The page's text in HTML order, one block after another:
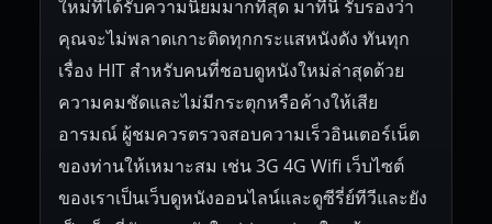
ใหม่ที่ได้รับความนิยมมากที่สุด มาที่นี่ รับรองว่า
คุณจะไม่พลาดเกาะติดทุกกระแสหนังดัง ทันทุก
เรื่อง HIT สำหรับคนที่ชอบดูหนังใหม่ล่าสุดด้วย
ความคมชัดและไม่มีกระตุกหรือค้างให้เสีย
อารมณ์ ผู้ชมควรตรวจสอบความเร็วอินเตอร์เน็ต
ของท่านให้เหมาะสม เช่น 3G 4G Wifi เว็บไซต์
ของเราเป็นเว็บดูหนังออนไลน์และดูซีรี่ย์ทีวีและยัง